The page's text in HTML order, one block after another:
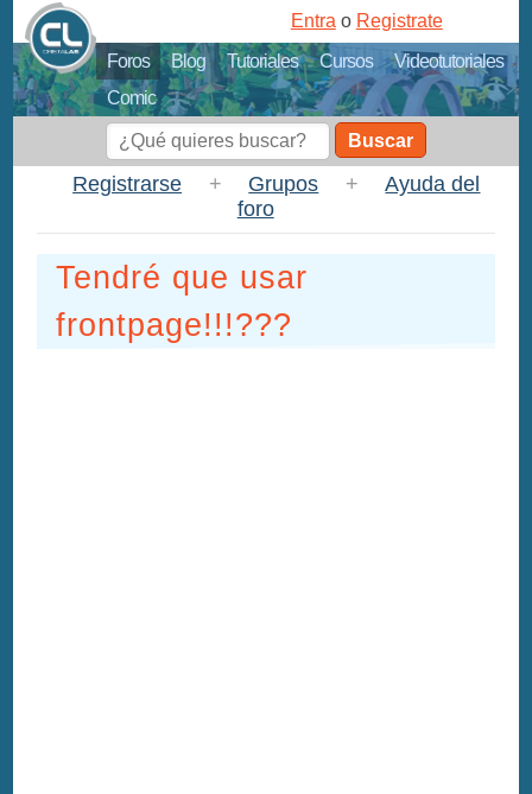
Foros Blog Tutoriales Cursos
Videotutoriales
Comic
Entra o Registrate
Buscar
Registrarse + Grupos +
Ayuda del
foro
Tendré que usar
frontpage!!!???